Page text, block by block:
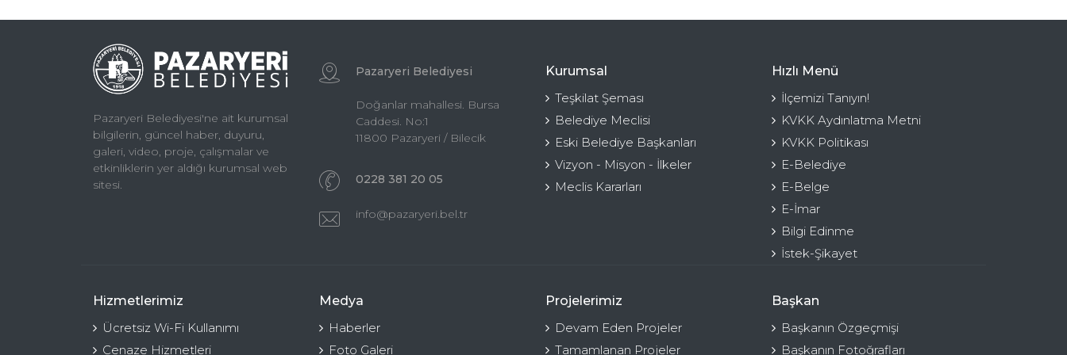
Pazaryeri Belediyesi'ne ait kurumsal
bilgilerin, güncel haber, duyuru,
galeri, video, proje, çalışmalar ve
etkinliklerin yer aldığı kurumsal web
sitesi.
Pazaryeri Belediyesi
Doğanlar mahallesi. Bursa
Caddesi. No:1
11800 Pazaryeri / Bilecik
0228 381 20 05
info@pazaryeri.bel.tr
Kurumsal
Teşkilat Şeması
Belediye Meclisi
Eski Belediye Başkanları
Vizyon - Misyon - İlkeler
Meclis Kararları
Hızlı Menü
İlçemizi Tanıyın!
KVKK Aydınlatma Metni
KVKK Politikası
E-Belediye
E-Belge
E-İmar
Bilgi Edinme
İstek-Şikayet
Hizmetlerimiz
Ücretsiz Wi-Fi Kullanımı
Cenaze Hizmetleri
Medya
Haberler
Foto Galeri
Projelerimiz
Devam Eden Projeler
Tamamlanan Projeler
Başkan
Başkanın Özgeçmişi
Başkanın Fotoğrafları